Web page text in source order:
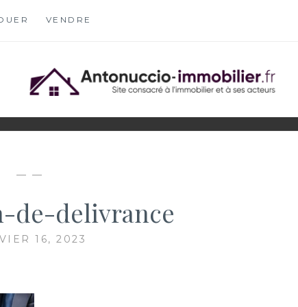
VENDRE
— —
de-delivrance
16, 2023